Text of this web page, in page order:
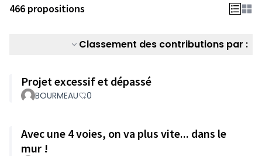
466 propositions
Classement des contributions par :
Projet excessif et dépassé
BOURMEAU 0
Avec une 4 voies, on va plus vite... dans le
mur !